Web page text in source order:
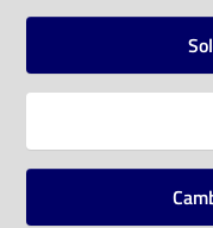
Vai alla pagina